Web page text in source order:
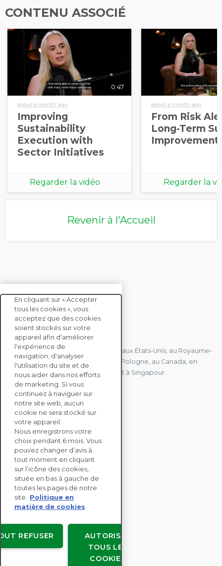
CONTENU ASSOCIÉ
0:47
about a month ago
Improving
Sustainability
Execution with
Sector Initiatives
Regarder la vidéo
about a month ago
From Risk
Long-Term
Improvement
Regarder la
Revenir à l'Accueil
CONTACTEZ-NOUS
Nous avons des bureaux en France, aux États-Unis, au Royaume-
Uni, à Hong Kong, à l'île Maurice, en Pologne, au Canada, en
Allemagne, au Japon, en Espagne et à Singapour.
CONTACTEZ-NOUS
SOLUTIONS
ENTERPRISE
ÉVALUATIONS RSE
RESSOURCES
À PROPOS
Copyright © EcoVadis
Accords avec les utilisateurs
En cliquant sur « Accepter
tous les cookies », vous
acceptez que des cookies
soient stockés sur votre
appareil afin d'améliorer
l'expérience de
navigation, d'analyser
l'utilisation du site et de
nous aider dans nos efforts
de marketing. Si vous
continuez à naviguer sur
notre site web, aucun
cookie ne sera stocké sur
votre appareil.
Nous enregistrons votre
choix pendant 6 mois. Vous
pouvez changer d’avis à
tout moment en cliquant
sur l’icône des cookies,
située en bas à gauche de
toutes les pages de notre
site.
Politique en
matière de cookies
AUTORISER
TOUS LES
COOKIES
REFUSER